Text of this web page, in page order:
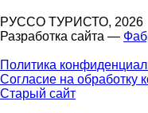
РУССО ТУРИСТО, 2026
Разработка сайта —
Политика
Согласие на обработку
Старый сайт